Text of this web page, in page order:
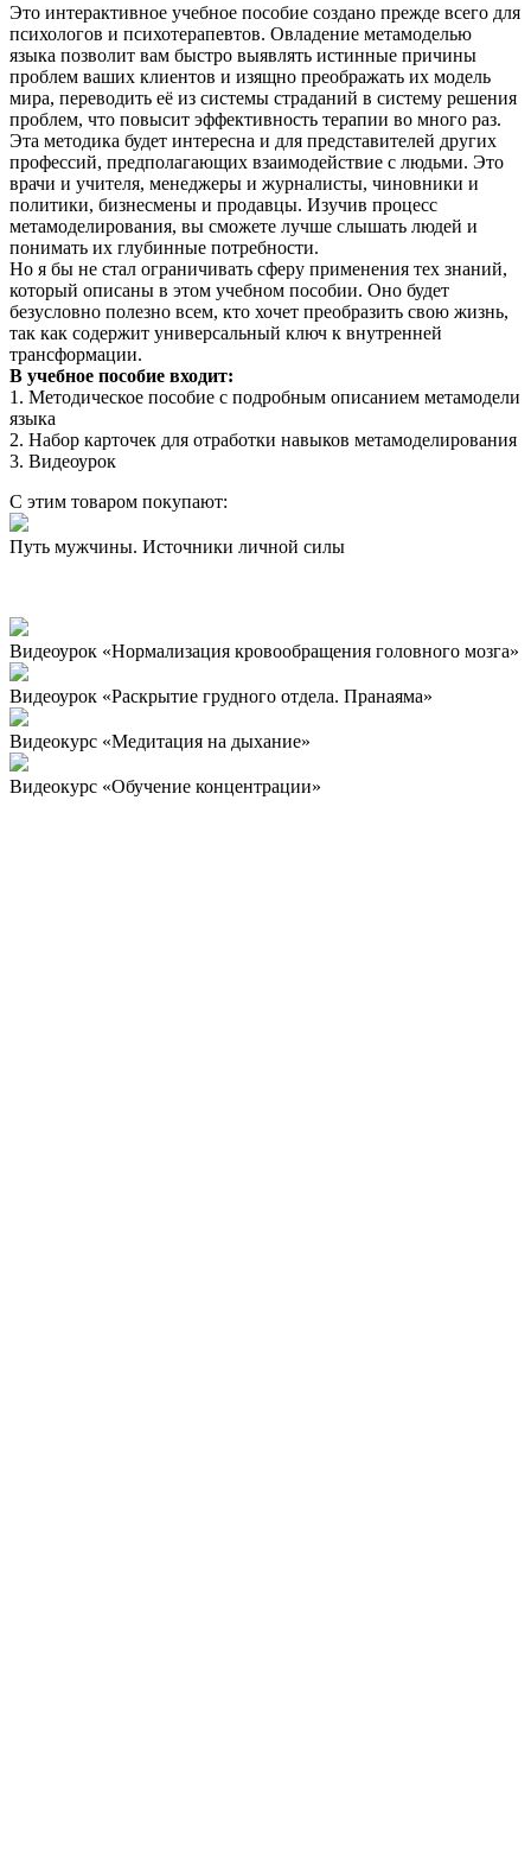
Это интерактивное учебное пособие создано прежде всего для
психологов и психотерапевтов. Овладение метамоделью
языка позволит вам быстро выявлять истинные причины
проблем ваших клиентов и изящно преображать их модель
мира, переводить её из системы страданий в систему решения
проблем, что повысит эффективность терапии во много раз.
Эта методика будет интересна и для представителей других
профессий, предполагающих взаимодействие с людьми. Это
врачи и учителя, менеджеры и журналисты, чиновники и
политики, бизнесмены и продавцы. Изучив процесс
метамоделирования, вы сможете лучше слышать людей и
понимать их глубинные потребности.
Но я бы не стал ограничивать сферу применения тех знаний,
который описаны в этом учебном пособии. Оно будет
безусловно полезно всем, кто хочет преобразить свою жизнь,
так как содержит универсальный ключ к внутренней
трансформации.
В учебное пособие входит:
1. Методическое пособие с подробным описанием метамодели
языка
2. Набор карточек для отработки навыков метамоделирования
3. Видеоурок
С этим товаром покупают:
Путь мужчины. Источники личной силы
Видеоурок «Нормализация кровообращения головного мозга»
Видеоурок «Раскрытие грудного отдела. Пранаяма»
Видеокурс «Медитация на дыхание»
Видеокурс «Обучение концентрации»